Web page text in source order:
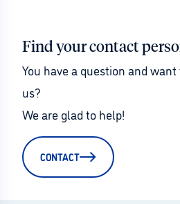
Find your contact
You have a question and
us?
We are glad to help!
CONTACT